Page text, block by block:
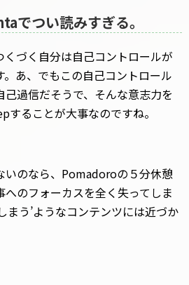
でつい読みすぎる。
くづく自分は自己コントロールが
あ、でもこの自己コントロール
己過信だそうで、そんな意志力を
することが大事なのですね。
いのなら、Pomadoroの５分休憩
のフォーカスを全く失ってしま
まう’ようなコンテンツには近づか